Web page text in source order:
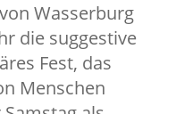
Wasserburg
die suggestive
Fest, das
Menschen